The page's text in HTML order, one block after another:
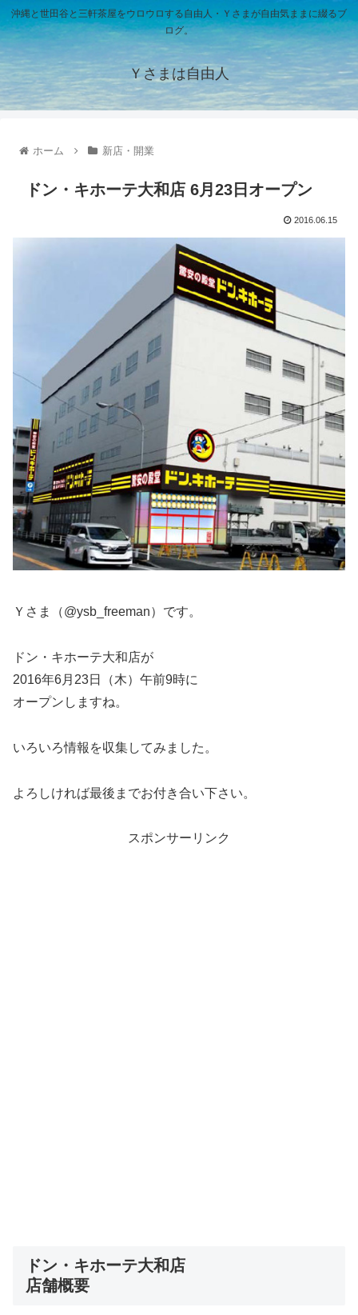
沖縄と世田谷と三軒茶屋をウロウロする自由人・Ｙさまが自由気ままに綴るブ
ログ。
Ｙさまは自由人
ホーム 新店・開業
ドン・キホーテ大和店 6月23日オープン
2016.06.15
Ｙさま（@ysb_freeman）です。
ドン・キホーテ大和店が
2016年6月23日（木）午前9時に
オープンしますね。
いろいろ情報を収集してみました。
よろしければ最後までお付き合い下さい。
スポンサーリンク
ドン・キホーテ大和店
店舗概要